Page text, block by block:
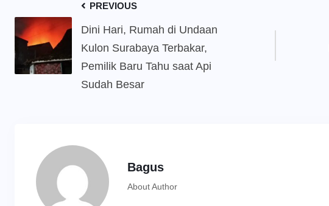
PREVIOUS
Dini Hari, Rumah di Undaan
Kulon Surabaya Terbakar,
Pemilik Baru Tahu saat Api
Sudah Besar
Bagus
About Author